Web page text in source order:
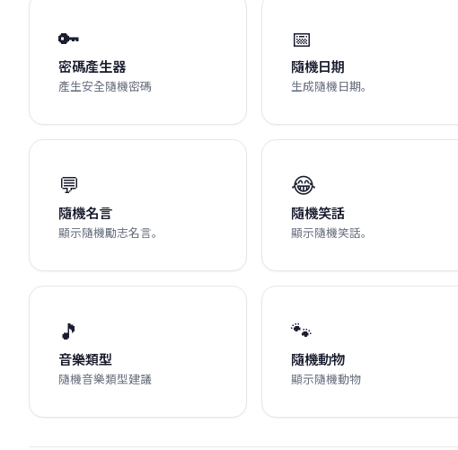
🔑
密碼產生器
產生安全隨機密碼
📅
隨機日期
生成隨機日期。
💬
隨機名言
顯示隨機勵志名言。
😂
隨機笑話
顯示隨機笑話。
🎵
音樂類型
隨機音樂類型建議
🐾
隨機動物
顯示隨機動物